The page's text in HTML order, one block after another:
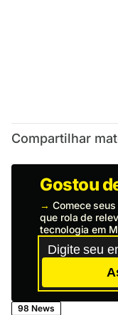
Compartilhar
Gostou
→ Comece
que rola de
tecnologia em
98 News